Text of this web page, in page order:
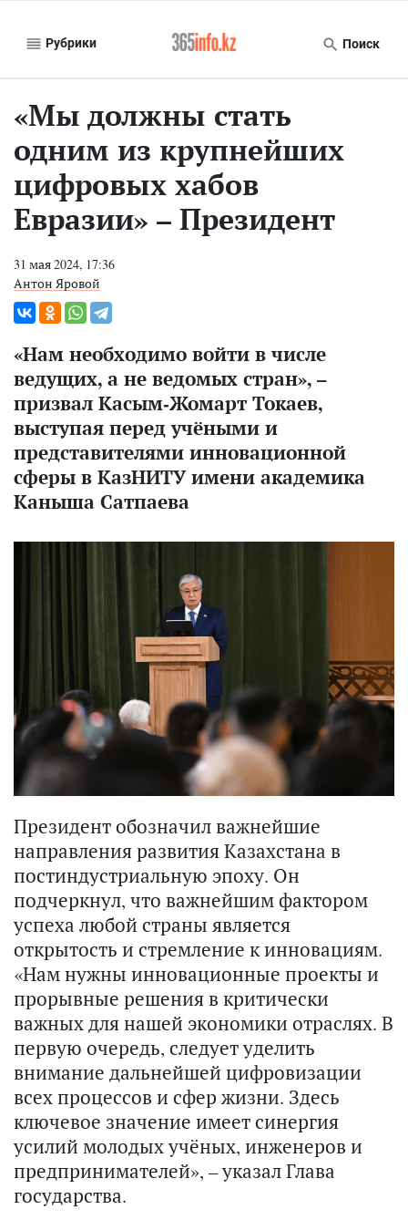
Рубрики Поиск
«Мы должны стать
одним из крупнейших
цифровых хабов
Евразии» – Президент
31 мая 2024, 17:36
Антон Яровой
«Нам необходимо войти в числе
ведущих, а не ведомых стран», –
призвал Касым-Жомарт Токаев,
выступая перед учёными и
представителями инновационной
сферы в КазНИТУ имени академика
Каныша Сатпаева
Президент обозначил важнейшие
направления развития Казахстана в
постиндустриальную эпоху. Он
подчеркнул, что важнейшим фактором
успеха любой страны является
открытость и стремление к инновациям.
«Нам нужны инновационные проекты и
прорывные решения в критически
важных для нашей экономики отраслях. В
первую очередь, следует уделить
внимание дальнейшей цифровизации
всех процессов и сфер жизни. Здесь
ключевое значение имеет синергия
усилий молодых учёных, инженеров и
предпринимателей», – указал Глава
государства.